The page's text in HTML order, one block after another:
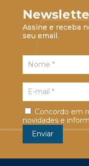
Assine e receba
seu email.
Concordo em
novidades e